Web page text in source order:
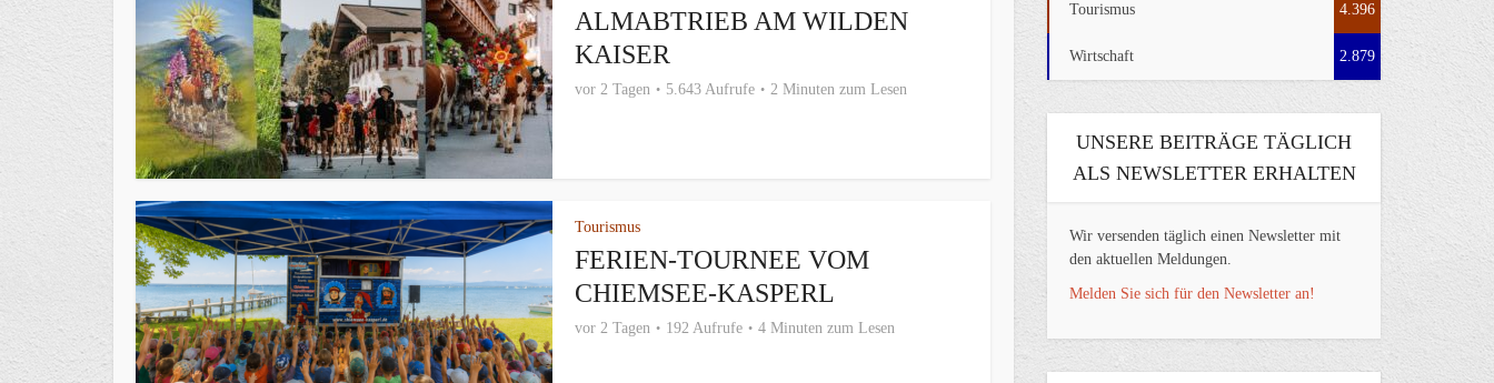
ALMABTRIEB AM WILDEN
KAISER
vor 2 Tagen 5.643 Aufrufe 2 Minuten zum Lesen
Tourismus
FERIEN-TOURNEE VOM
CHIEMSEE-KASPERL
vor 2 Tagen 192 Aufrufe 4 Minuten zum Lesen
Tourismus 4.396
Wirtschaft 2.879
UNSERE BEITRÄGE TÄGLICH
ALS NEWSLETTER ERHALTEN
Wir versenden täglich einen Newsletter mit
den aktuellen Meldungen.
Melden Sie sich für den Newsletter an!